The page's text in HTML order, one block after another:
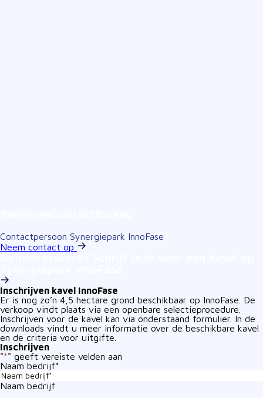
Contactpersoon Synergiepark InnoFase
Neem contact op
Inschrijven kavel InnoFase
Er is nog zo’n 4,5 hectare grond beschikbaar op InnoFase. De
verkoop vindt plaats via een openbare selectieprocedure.
Inschrijven voor de kavel kan via onderstaand formulier. In de
downloads vindt u meer informatie over de beschikbare kavel
en de criteria voor uitgifte.
Inschrijven
"*" geeft vereiste velden aan
Naam bedrijf*
Naam bedrijf